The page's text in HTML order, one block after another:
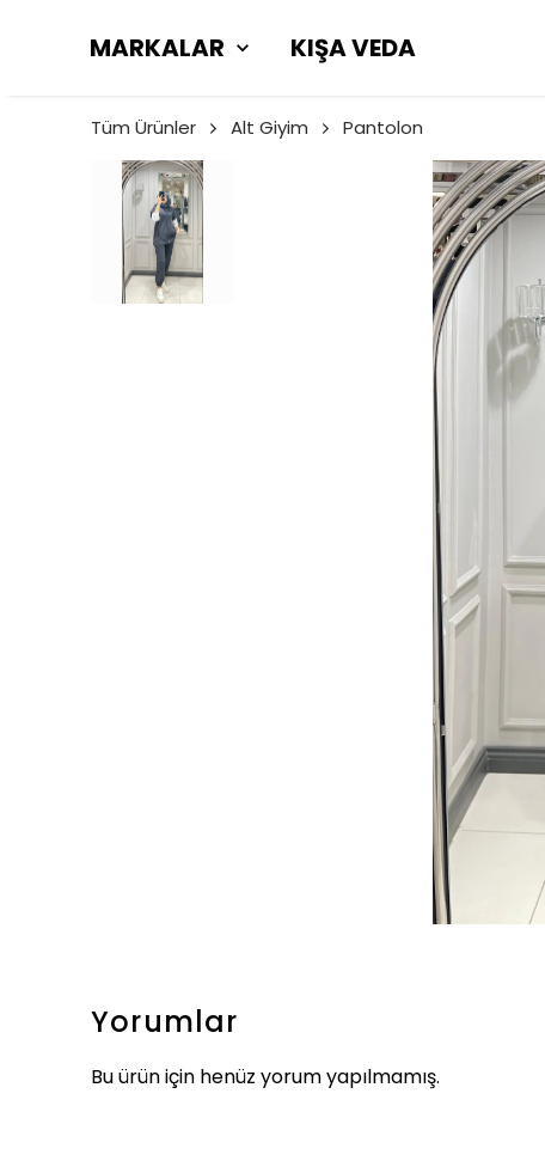
MARKALAR KIŞA VEDA
Tüm Ürünler Alt Giyim Pantolon
Yorumlar
Bu ürün için henüz yorum yapılmamış.